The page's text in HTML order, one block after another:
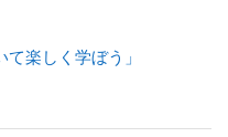
楽しく学ぼう」